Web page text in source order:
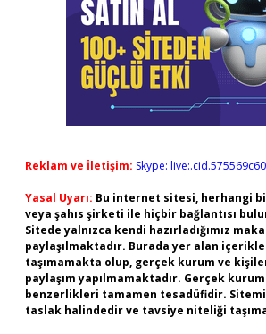
Reklam ve İletişim: Skype:
Yasal Uyarı: Bu internet sitesi, herhangi
veya şahıs şirketi ile hiçbir bağlantısı
Sitede yalnızca kendi hazırladığımız
paylaşılmaktadır. Burada yer alan
taşımamakta olup, gerçek kurum ve
paylaşım yapılmamaktadır. Gerçek
benzerlikleri tamamen tesadüfidir.
taslak halindedir ve tavsiye niteliği